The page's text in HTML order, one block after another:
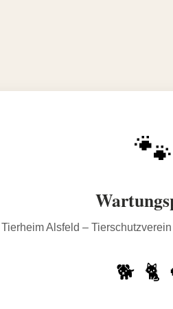
🐾
Tierheim Alsfeld –
🐕 🐈